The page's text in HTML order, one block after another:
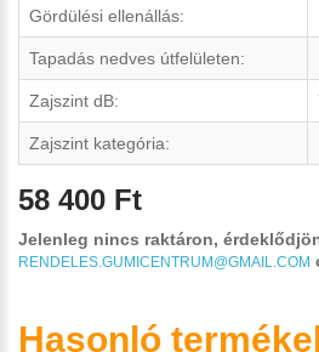
Gördülési ellenállás:
Tapadás nedves útfelületen:
Zajszint dB:
Zajszint kategória:
58 400 Ft
Jelenleg nincs raktáron,
RENDELES.GUMICENTRUM@GMAIL.COM
Hasonló